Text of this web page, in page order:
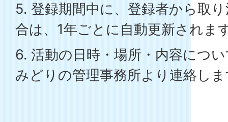
5. 登録期間中に、登録者から取
合は、1年ごとに自動更新されま
6. 活動の日時・場所・内容につ
みどりの管理事務所より連絡し